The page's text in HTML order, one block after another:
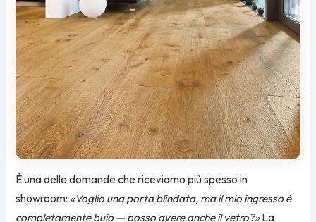
È una delle domande che riceviamo più spesso in
showroom: «Voglio una porta blindata, ma il mio ingresso è
completamente buio — posso avere anche il vetro?»La